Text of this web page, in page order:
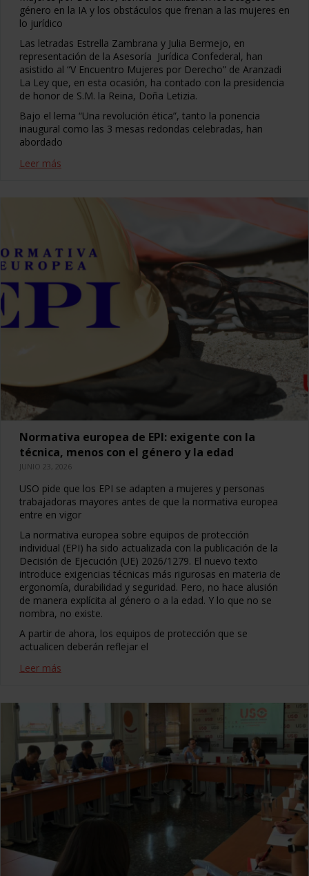
género en la IA y los obstáculos que frenan a las mujeres en
lo jurídico
Las letradas Estrella Zambrana y Julia Bermejo, en
representación de la Asesoría Jurídica Confederal, han
asistido al “V Encuentro Mujeres por Derecho” de Aranzadi
La Ley que, en esta ocasión, ha contado con la presidencia
de honor de S.M. la Reina, Doña Letizia.
Bajo el lema “Una revolución ética”, tanto la ponencia
inaugural como las 3 mesas redondas celebradas, han
abordado
Leer más
Normativa europea de EPI: exigente con la
técnica, menos con el género y la edad
JUNIO 23, 2026
USO pide que los EPI se adapten a mujeres y personas
trabajadoras mayores antes de que la normativa europea
entre en vigor
La normativa europea sobre equipos de protección
individual (EPI) ha sido actualizada con la publicación de la
Decisión de Ejecución (UE) 2026/1279. El nuevo texto
introduce exigencias técnicas más rigurosas en materia de
ergonomía, durabilidad y seguridad. Pero, no hace alusión
de manera explícita al género o a la edad. Y lo que no se
nombra, no existe.
A partir de ahora, los equipos de protección que se
actualicen deberán reflejar el
Leer más